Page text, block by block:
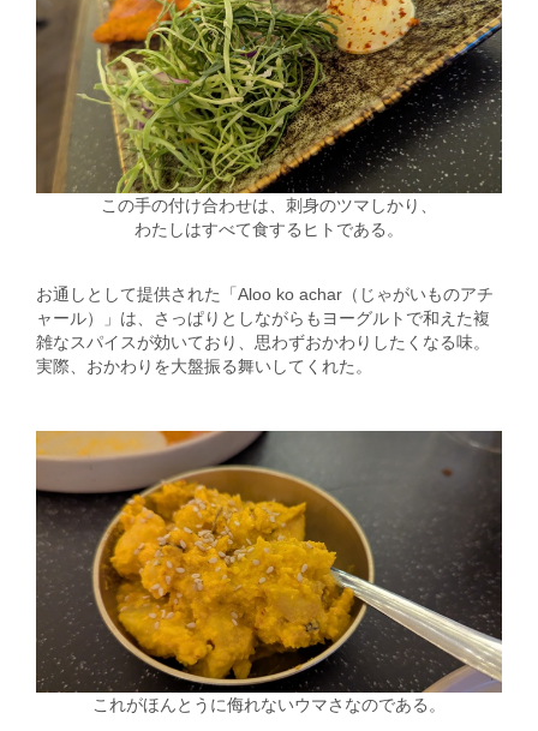
この手の付け合わせは、刺身のツマしかり、
わたしはすべて食するヒトである。
お通しとして提供された「Aloo ko achar（じゃがいものアチ
ャール）」は、さっぱりとしながらもヨーグルトで和えた複
雑なスパイスが効いており、思わずおかわりしたくなる味。
実際、おかわりを大盤振る舞いしてくれた。
これがほんとうに侮れないウマさなのである。